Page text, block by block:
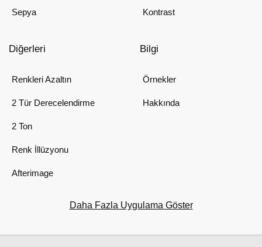
Sepya Kontrast
Diğerleri
Renkleri Azaltın
2 Tür Derecelendirme
2 Ton
Renk İllüzyonu
Afterimage
Bilgi
Örnekler
Hakkında
Daha Fazla Uygulama Göster